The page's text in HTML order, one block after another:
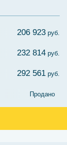
206 923 руб.
232 814 руб.
292 561 руб.
Продано